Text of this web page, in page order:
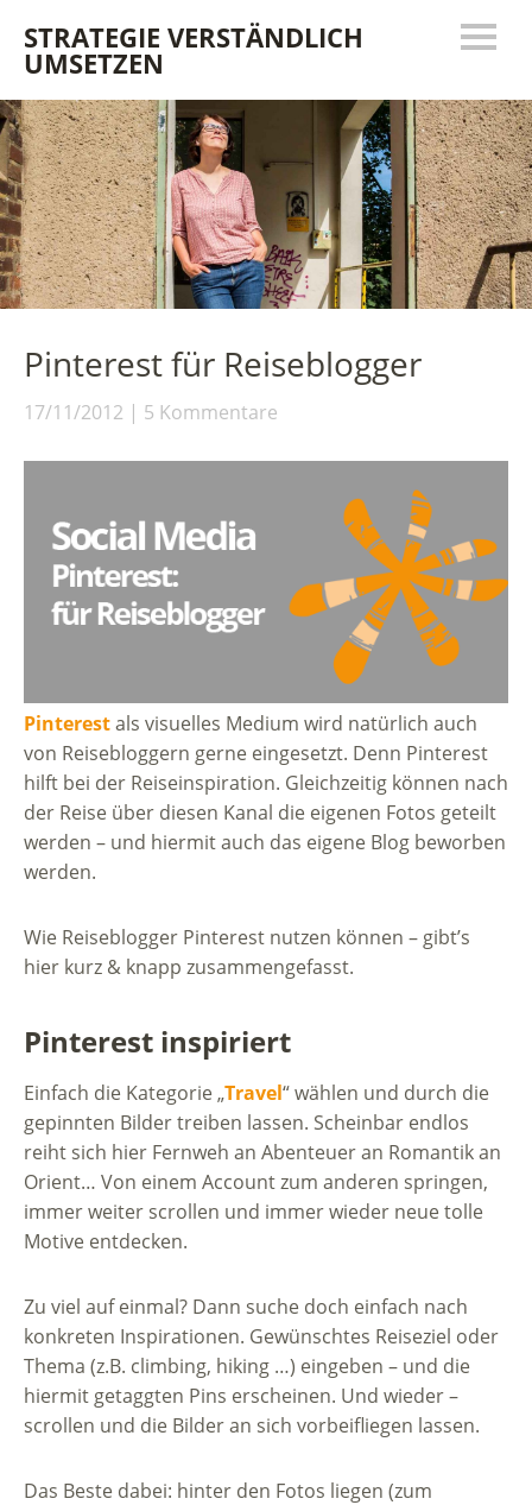
STRATEGIE VERSTÄNDLICH
UMSETZEN
Pinterest für Reiseblogger
17/11/2012 5 Kommentare
Pinterestals visuelles Medium wird natürlich auch
von Reisebloggern gerne eingesetzt. Denn Pinterest
hilft bei der Reiseinspiration. Gleichzeitig können nach
der Reise über diesen Kanal die eigenen Fotos geteilt
werden – und hiermit auch das eigene Blog beworben
werden.
Wie Reiseblogger Pinterest nutzen können – gibt’s
hier kurz & knapp zusammengefasst.
Pinterest inspiriert
Einfach die Kategorie „Travel“ wählen und durch die
gepinnten Bilder treiben lassen. Scheinbar endlos
reiht sich hier Fernweh an Abenteuer an Romantik an
Orient… Von einem Account zum anderen springen,
immer weiter scrollen und immer wieder neue tolle
Motive entdecken.
Zu viel auf einmal? Dann suche doch einfach nach
konkreten Inspirationen. Gewünschtes Reiseziel oder
Thema (z.B. climbing, hiking …) eingeben – und die
hiermit getaggten Pins erscheinen. Und wieder –
scrollen und die Bilder an sich vorbeifliegen lassen.
Das Beste dabei: hinter den Fotos liegen (zum